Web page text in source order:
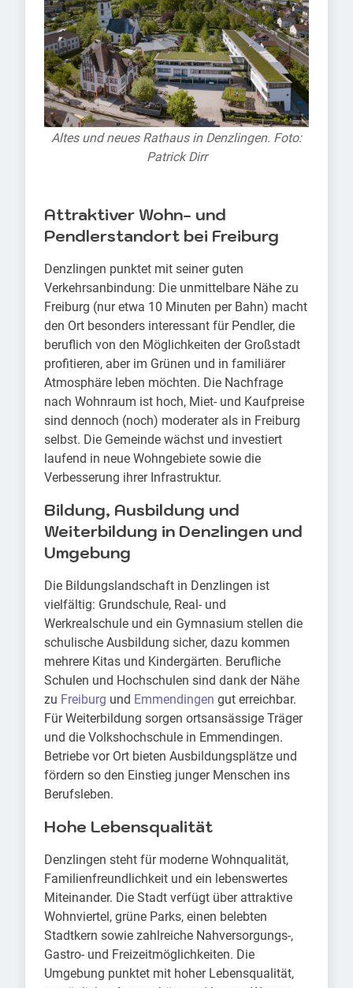
Altes und neues Rathaus in Denzlingen. Foto:
Patrick Dirr
Attraktiver Wohn- und
Pendlerstandort bei Freiburg
Denzlingen punktet mit seiner guten
Verkehrsanbindung: Die unmittelbare Nähe zu
Freiburg (nur etwa 10 Minuten per Bahn) macht
den Ort besonders interessant für Pendler, die
beruflich von den Möglichkeiten der Großstadt
profitieren, aber im Grünen und in familiärer
Atmosphäre leben möchten. Die Nachfrage
nach Wohnraum ist hoch, Miet- und Kaufpreise
sind dennoch (noch) moderater als in Freiburg
selbst. Die Gemeinde wächst und investiert
laufend in neue Wohngebiete sowie die
Verbesserung ihrer Infrastruktur.
Bildung, Ausbildung und
Weiterbildung in Denzlingen und
Umgebung
Die Bildungslandschaft in Denzlingen ist
vielfältig: Grundschule, Real- und
Werkrealschule und ein Gymnasium stellen die
schulische Ausbildung sicher, dazu kommen
mehrere Kitas und Kindergärten. Berufliche
Schulen und Hochschulen sind dank der Nähe
zu Freiburg und Emmendingen gut erreichbar.
Für Weiterbildung sorgen ortsansässige Träger
und die Volkshochschule in Emmendingen.
Betriebe vor Ort bieten Ausbildungsplätze und
fördern so den Einstieg junger Menschen ins
Berufsleben.
Hohe Lebensqualität
Denzlingen steht für moderne Wohnqualität,
Familienfreundlichkeit und ein lebenswertes
Miteinander. Die Stadt verfügt über attraktive
Wohnviertel, grüne Parks, einen belebten
Stadtkern sowie zahlreiche Nahversorgungs-,
Gastro- und Freizeitmöglichkeiten. Die
Umgebung punktet mit hoher Lebensqualität,